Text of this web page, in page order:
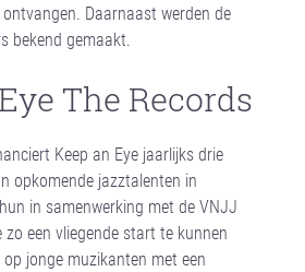
Daarnaast werden de
bekend gemaakt.
The Records
Keep an Eye jaarlijks drie
opkomende jazztalenten in
in samenwerking met de VNJJ
een vliegende start te kunnen
jonge muzikanten met een